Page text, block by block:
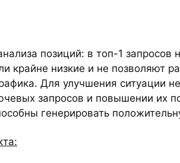
позиций: в топ-1
крайне низкие и не позволяют
Для улучшения ситуации
запросов и повышении их
генерировать